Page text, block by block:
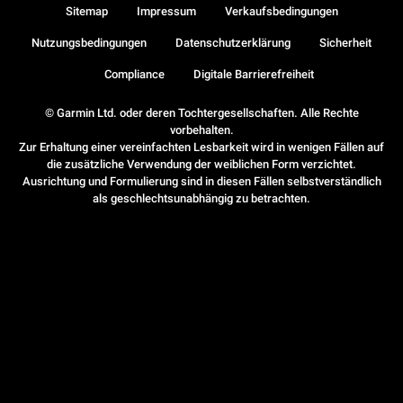
© Garmin Ltd. oder deren Tochtergesellschaften. Alle Rechte
vorbehalten.
Zur Erhaltung einer vereinfachten Lesbarkeit wird in wenigen Fällen auf
die zusätzliche Verwendung der weiblichen Form verzichtet.
Ausrichtung und Formulierung sind in diesen Fällen selbstverständlich
als geschlechtsunabhängig zu betrachten.
Sitemap Impressum Verkaufsbedingungen
Nutzungsbedingungen Datenschutzerklärung Sicherheit
Compliance Digitale Barrierefreiheit